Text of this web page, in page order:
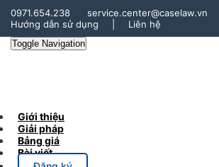
0971.654.238
service.center@caselaw.vn
Hướng dẫn sử dụng
Liên hệ
Toggle Navigation
Giới thiệu
Giải pháp
Bảng giá
Bài viết